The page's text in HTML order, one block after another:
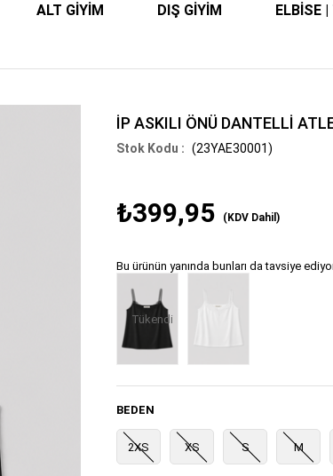
ALT GİYİM DIŞ GİYİM ELBİSE
İP ASKILI ÖNÜ DANTELLİ
(23YAE30001)
₺399,95 (KDV Dahil)
Bu ürünün yanında bunları da tavsiye
Tükendi
BEDEN
2XS XS S M